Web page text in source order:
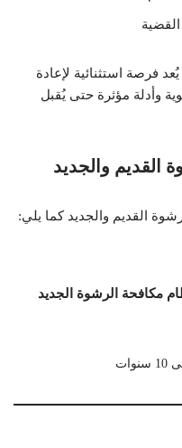
فرصة استثنائية لإعادة
وأدلة مؤثرة حتى يُقبل
القديم والجديد
القديم والجديد كما يلي:
مكافحة الرشوة الجديد